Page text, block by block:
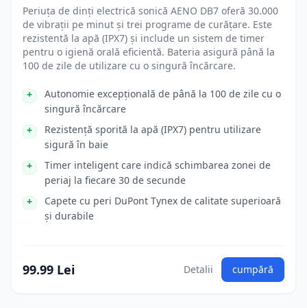
Periuța de dinți electrică sonică AENO DB7 oferă 30.000
de vibrații pe minut și trei programe de curățare. Este
rezistentă la apă (IPX7) și include un sistem de timer
pentru o igienă orală eficientă. Bateria asigură până la
100 de zile de utilizare cu o singură încărcare.
Autonomie excepțională de până la 100 de zile cu o
singură încărcare
Rezistență sporită la apă (IPX7) pentru utilizare
sigură în baie
Timer inteligent care indică schimbarea zonei de
periaj la fiecare 30 de secunde
Capete cu peri DuPont Tynex de calitate superioară
și durabile
99.99 Lei Detalii cumpără